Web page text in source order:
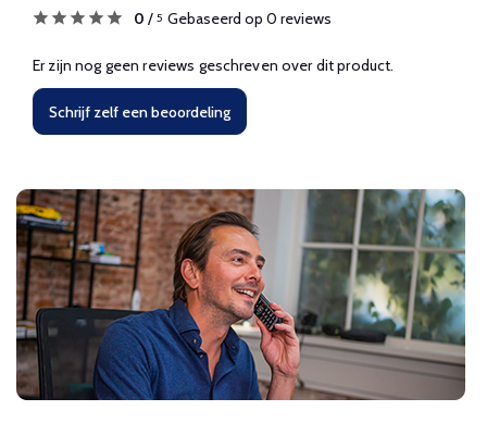
0 / 5 Gebaseerd op 0 reviews
Er zijn nog geen reviews geschreven over dit product.
Schrijf zelf een beoordeling